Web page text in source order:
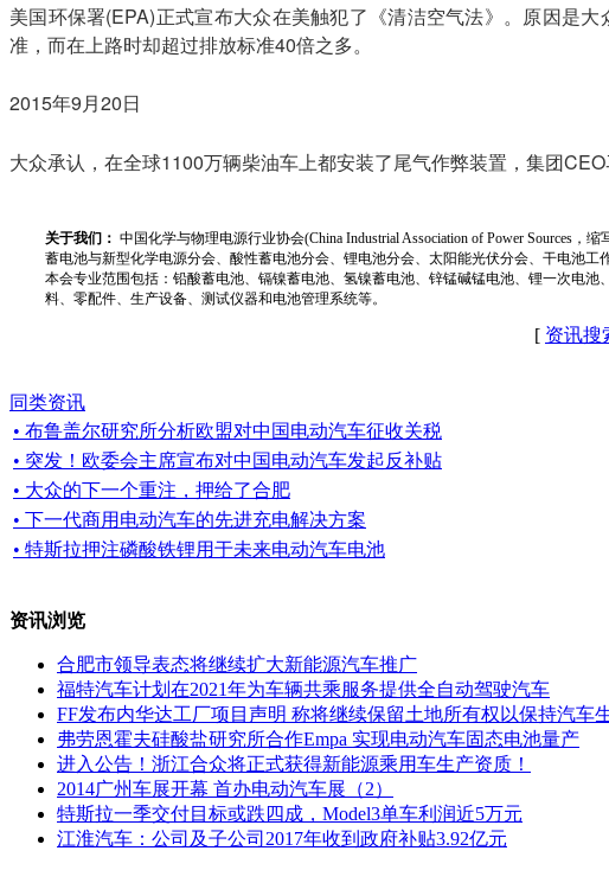
美国环保署(EPA)正式宣布大众在美触犯了《清洁空气法》。原因是
准，而在上路时却超过排放标准40倍之多。
2015年9月20日
大众承认，在全球1100万辆柴油车上都安装了尾气作弊装置，集团
关于我们： 中国化学与物理电源行业协会(China Industrial Association of Power Sources
蓄电池与新型化学电源分会、酸性蓄电池分会、锂电池分会、太阳能光伏分会、干电池
本会专业范围包括：铅酸蓄电池、镉镍蓄电池、氢镍蓄电池、锌锰碱锰电池、锂一次电
料、零配件、生产设备、测试仪器和电池管理系统等。
[ 资讯搜
同类资讯
• 布鲁盖尔研究所分析欧盟对中国电动汽车征收关税
• 突发！欧委会主席宣布对中国电动汽车发起反补贴
• 大众的下一个重注，押给了合肥
• 下一代商用电动汽车的先进充电解决方案
• 特斯拉押注磷酸铁锂用于未来电动汽车电池
资讯浏览
合肥市领导表态将继续扩大新能源汽车推广
福特汽车计划在2021年为车辆共乘服务提供全自动驾驶汽车
FF发布内华达工厂项目声明 称将继续保留土地所有权以保持汽车
弗劳恩霍夫硅酸盐研究所合作Empa 实现电动汽车固态电池量产
进入公告！浙江合众将正式获得新能源乘用车生产资质！
2014广州车展开幕 首办电动汽车展（2）
特斯拉一季交付目标或跌四成，Model3单车利润近5万元
江淮汽车：公司及子公司2017年收到政府补贴3.92亿元